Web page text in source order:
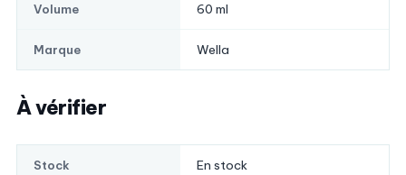
Volume 60 ml
Marque Wella
À vérifier
Stock En stock